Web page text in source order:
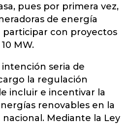
pues por primera vez,
de energía
participar con proyectos
MW.
seria de
la regulación
incluir e incentivar la
renovables en la
Mediante la Ley